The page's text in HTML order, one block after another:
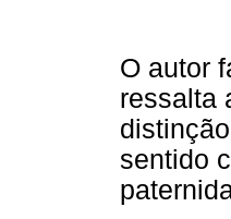
O autor
ressalta
sentido